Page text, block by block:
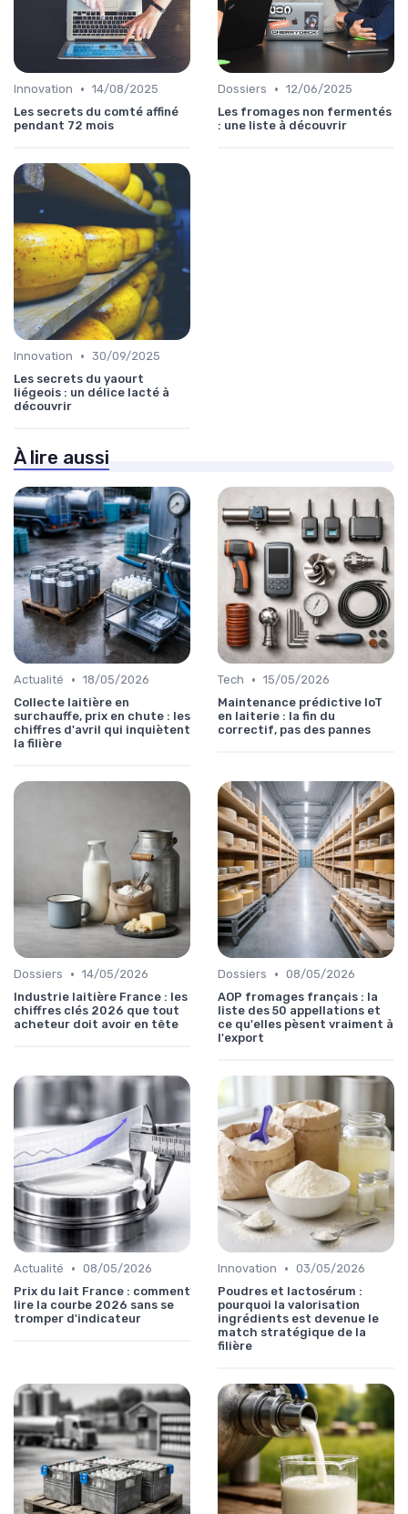
Innovation • 14/08/2025
Les secrets du comté affiné
pendant 72 mois
Dossiers • 12/06/2025
Les fromages non fermentés
: une liste à découvrir
Innovation • 30/09/2025
Les secrets du yaourt
liégeois : un délice lacté à
découvrir
À lire aussi
Actualité • 18/05/2026
Collecte laitière en
surchauffe, prix en chute : les
chiffres d'avril qui inquiètent
la filière
Tech • 15/05/2026
Maintenance prédictive IoT
en laiterie : la fin du
correctif, pas des pannes
Dossiers • 14/05/2026
Industrie laitière France : les
chiffres clés 2026 que tout
acheteur doit avoir en tête
Dossiers • 08/05/2026
AOP fromages français : la
liste des 50 appellations et
ce qu'elles pèsent vraiment à
l'export
Actualité • 08/05/2026
Prix du lait France : comment
lire la courbe 2026 sans se
tromper d'indicateur
Innovation • 03/05/2026
Poudres et lactosérum :
pourquoi la valorisation
ingrédients est devenue le
match stratégique de la
filière